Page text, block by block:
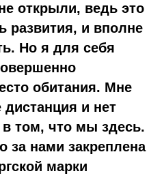
открыли, ведь это
развития, и вполне
Но я для себя
обитания. Мне
дистанция и нет
том, что мы здесь.
за нами закреплена
марки